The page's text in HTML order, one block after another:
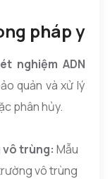
pháp y
nghiệm ADN
quản và xử lý
phân hủy.
vô trùng: Mẫu
vô trùng